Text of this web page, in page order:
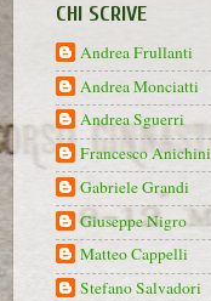
CHI SCRIVE
Andrea Frullanti
Andrea Monciatti
Andrea Sguerri
Francesco Anichini
Gabriele Grandi
Giuseppe Nigro
Matteo Cappelli
Stefano Salvadori